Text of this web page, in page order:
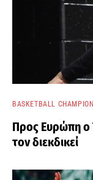
BASKETBALL
Προς Ευρώπη ο
τον διεκδικεί